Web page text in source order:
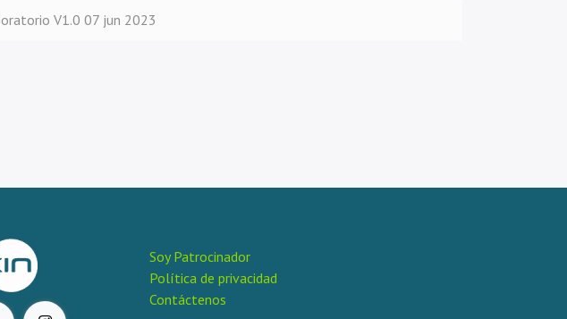
V1.0 07 jun 2023
Soy Patrocinador
Política de privacidad
Contáctenos